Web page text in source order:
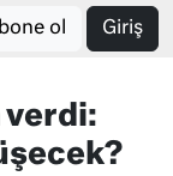
ol Giriş
verdi: